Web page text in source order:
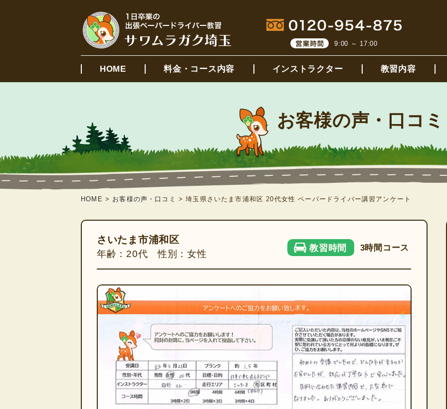
9:00 ～ 17:00
HOME 料金・コース内容 インストラクター 教習内容
お客様の声・口コミ
HOME > お客様の声・口コミ >埼玉県さいたま市浦和区 20代女性 ペーパードライバー講習アンケート
さいたま市浦和区
年齢：20代 性別：女性
教習時間 3時間コース